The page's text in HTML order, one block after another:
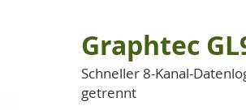
Graphtec
Schneller 8-Kanal-
getrennt